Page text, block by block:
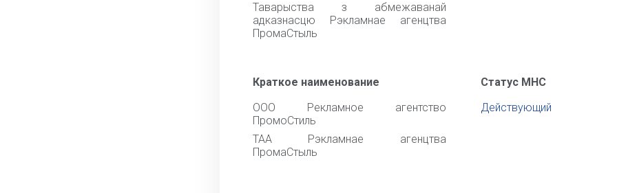
Таварыства з абмежаванай
адказнасцю Рэкламнае агенцтва
ПромаСтыль
Краткое наименование
ООО Рекламное агентство
ПромоСтиль
ТАА Рэкламнае агенцтва
ПромаСтыль
Статус МНС
Действующий